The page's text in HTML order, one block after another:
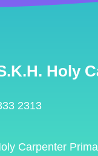
Holy
2313
Carpenter